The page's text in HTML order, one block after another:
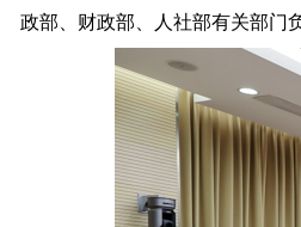
政部、财政部、人社部有关部门